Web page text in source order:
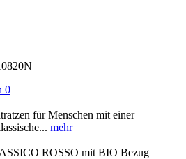
0
für Menschen mit einer
mehr
ROSSO mit BIO Bezug